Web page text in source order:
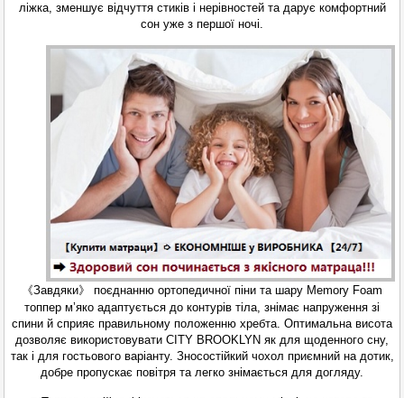
ліжка, зменшує відчуття стиків і нерівностей та дарує комфортний
сон уже з першої ночі.
《Завдяки》 поєднанню ортопедичної піни та шару Memory Foam
топпер м’яко адаптується до контурів тіла, знімає напруження зі
спини й сприяє правильному положенню хребта. Оптимальна висота
дозволяє використовувати CITY BROOKLYN як для щоденного сну,
так і для гостьового варіанту. Зносостійкий чохол приємний на дотик,
добре пропускає повітря та легко знімається для догляду.